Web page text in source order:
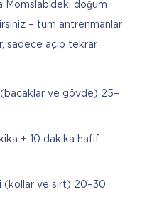
Momslab’deki doğum
– tüm antrenmanlar
sadece açıp tekrar
ve gövde) 25–
+ 10 dakika hafif
(kollar ve sırt) 20–30